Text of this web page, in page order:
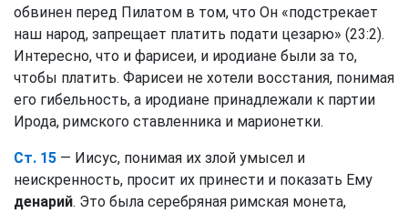
обвинен перед Пилатом в том, что Он «подстрекает
наш народ, запрещает платить подати цезарю» (23:2).
Интересно, что и фарисеи, и иродиане были за то,
чтобы платить. Фарисеи не хотели восстания, понимая
его гибельность, а иродиане принадлежали к партии
Ирода, римского ставленника и марионетки.
Ст. 15 — Иисус, понимая их злой умысел и
неискренность, просит их принести и показать Ему
денарий. Это была серебряная римская монета,